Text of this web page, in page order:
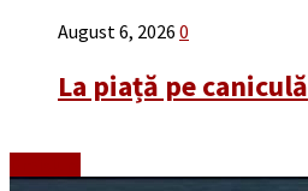
August 6, 2026 0
La piață pe caniculă